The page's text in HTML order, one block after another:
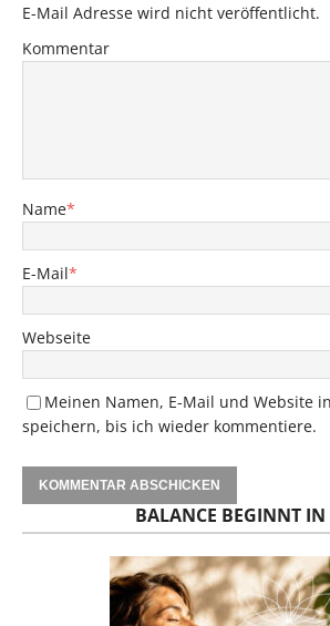
E-Mail Adresse wird nicht veröffentlicht.
Kommentar
Name*
E-Mail*
Webseite
Meinen Namen, E-Mail und Website
speichern, bis ich wieder kommentiere.
BALANCE BEGINNT